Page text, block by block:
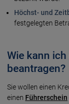
Höchst- und
festgelegten
Wie kann
beantragen?
Sie wollen einen
einen Führerschein